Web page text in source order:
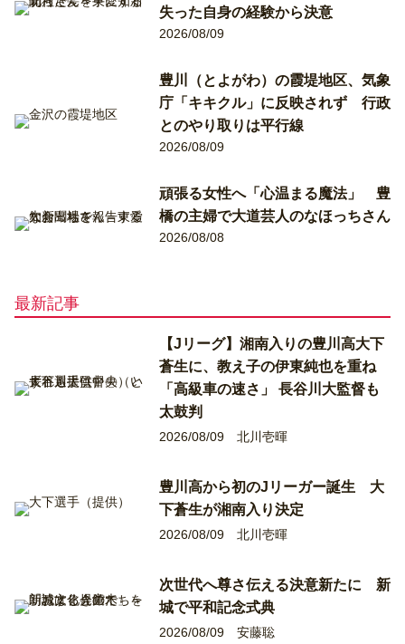
失った自身の経験から決意
2026/08/09
豊川（とよがわ）の霞堤地区、気象
庁「キキクル」に反映されず 行政
とのやり取りは平行線
2026/08/09
頑張る女性へ「心温まる魔法」 豊
橋の主婦で大道芸人のなほっちさん
2026/08/08
最新記事
【Jリーグ】湘南入りの豊川高大下
蒼生に、教え子の伊東純也を重ね
「高級車の速さ」 長谷川大監督も
太鼓判
2026/08/09 北川壱暉
豊川高から初のJリーガー誕生 大
下蒼生が湘南入り決定
2026/08/09 北川壱暉
次世代へ尊さ伝える決意新たに 新
城で平和記念式典
2026/08/09 安藤聡